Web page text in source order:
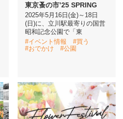
東京蚤の市’25 SPRING
2025年5月16日(金)～18日
(日)に、立川駅最寄りの国営
昭和記念公園で「東
#イベント情報
#買う
#おでかけ
#公園